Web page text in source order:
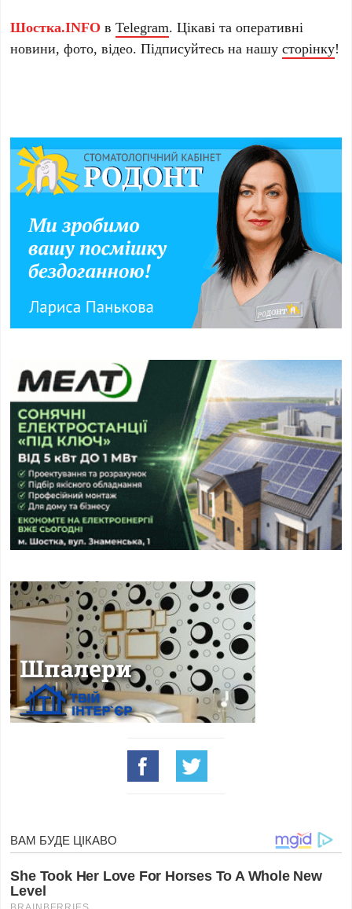
Шостка.INFO вTelegram. Цікаві та оперативні
новини, фото, відео. Підписуйтесь на нашусторінку!